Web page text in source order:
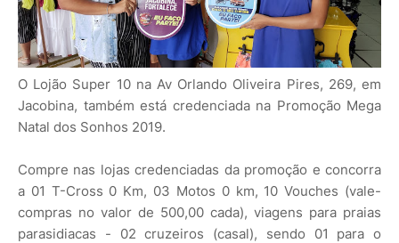
O Lojão Super 10 na Av Orlando Oliveira Pires, 269, em
Jacobina, também está credenciada na Promoção Mega
Natal dos Sonhos 2019.
Compre nas lojas credenciadas da promoção e concorra
a 01 T-Cross 0 Km, 03 Motos 0 km, 10 Vouches (vale-
compras no valor de 500,00 cada), viagens para praias
parasidiacas - 02 cruzeiros (casal), sendo 01 para o